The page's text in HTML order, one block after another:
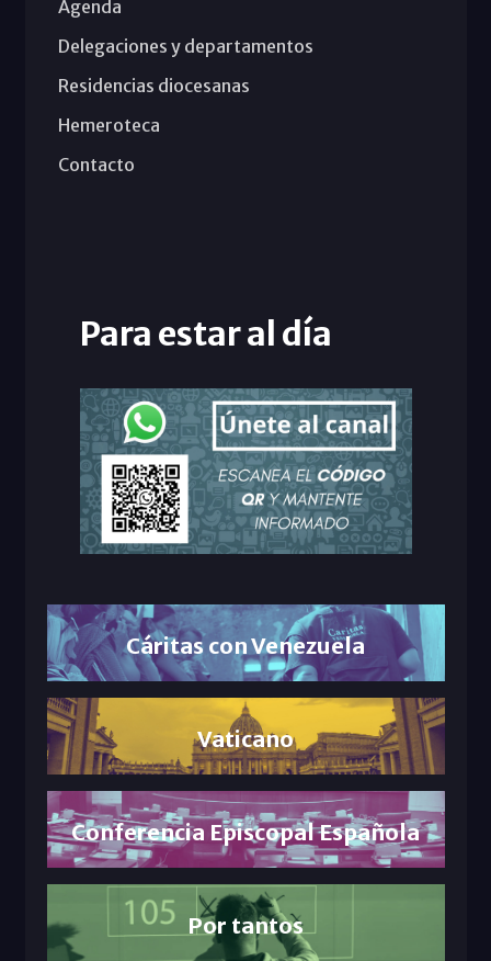
Agenda
Delegaciones y departamentos
Residencias diocesanas
Hemeroteca
Contacto
Para estar al día
Cáritas con Venezuela
Vaticano
Conferencia Episcopal Española
Por tantos